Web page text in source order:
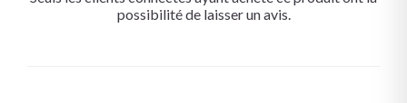
possibilité de laisser un avis.